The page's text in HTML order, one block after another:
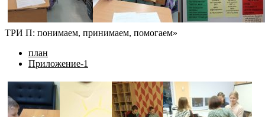
ТРИ П: понимаем, принимаем, помогаем»
план
Приложение-1